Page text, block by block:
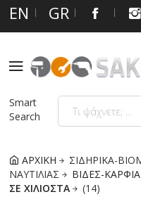
EN GR
Smart
Search
ΑΡΧΙΚΗ
ΣΙΔΗΡΙΚΑ-
ΝΑΥΤΙΛΙΑΣ
ΒΙΔΕΣ-ΚΑΡΦΙΑ
ΣΕ ΧΙΛΙΟΣΤΑ
(14)